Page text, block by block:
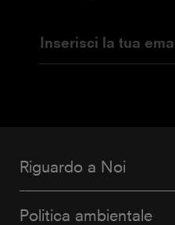
Riguardo a Noi
Politica ambientale